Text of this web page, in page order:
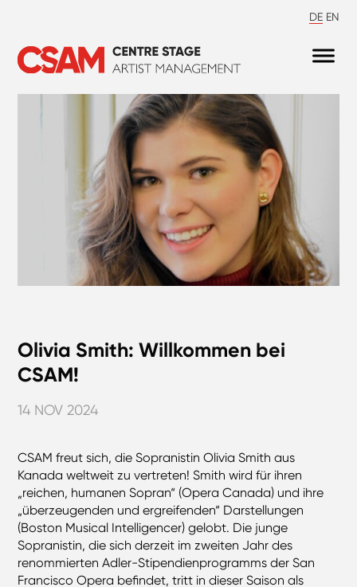
DE EN
Olivia Smith: Willkommen bei
CSAM!
14 NOV 2024
CSAM freut sich, die Sopranistin Olivia Smith aus
Kanada weltweit zu vertreten! Smith wird für ihren
„reichen, humanen Sopran“ (Opera Canada) und ihre
„überzeugenden und ergreifenden“ Darstellungen
(Boston Musical Intelligencer) gelobt. Die junge
Sopranistin, die sich derzeit im zweiten Jahr des
renommierten Adler-Stipendienprogramms der San
Francisco Opera befindet, tritt in dieser Saison als